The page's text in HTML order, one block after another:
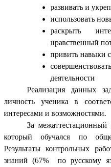
развивать и
использовать
раскрыть
нравственный
привить навыки
деятельности
Реализация данных
личность ученика в
интересами и возможностями.
За
который обучался по
Результаты контрольных
знаний (67% по русскому